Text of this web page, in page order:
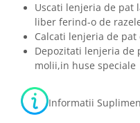
Uscati lenjeria de pat
liber ferind-o de
Calcati lenjeria de pat
Depozitati lenjeria de
molii,in huse speciale
Informatii